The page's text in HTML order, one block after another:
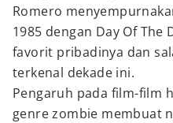
Romero
1985 dengan Day Of The
favorit pribadinya dan
terkenal dekade ini.
Pengaruh pada film-film
genre zombie membuat